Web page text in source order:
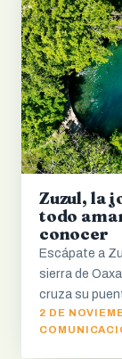
Zuzul, la
todo
conocer
Escápate a
sierra de
cruza su
2 DE